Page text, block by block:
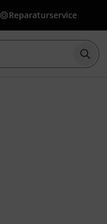
Reparaturservice